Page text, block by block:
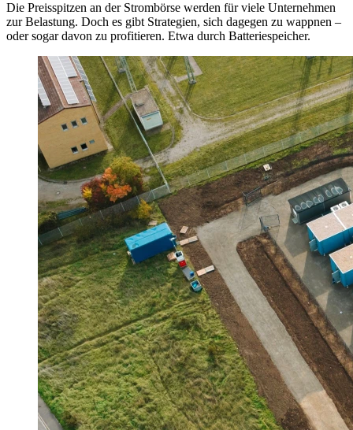
Die Preisspitzen an der Strombörse werden für viele Unternehmen
zur Belastung. Doch es gibt Strategien, sich dagegen zu wappnen –
oder sogar davon zu profitieren. Etwa durch Batteriespeicher.